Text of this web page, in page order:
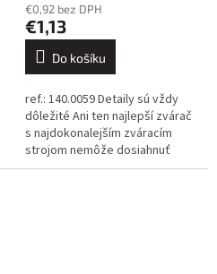
€0,92 bez DPH
€1,13
Do košíku
ref.: 140.0059 Detaily sú vždy
dôležité Ani ten najlepší zvárač
s najdokonalejším zváracím
strojom nemôže dosiahnuť
dokonalé výsledky, ak sa